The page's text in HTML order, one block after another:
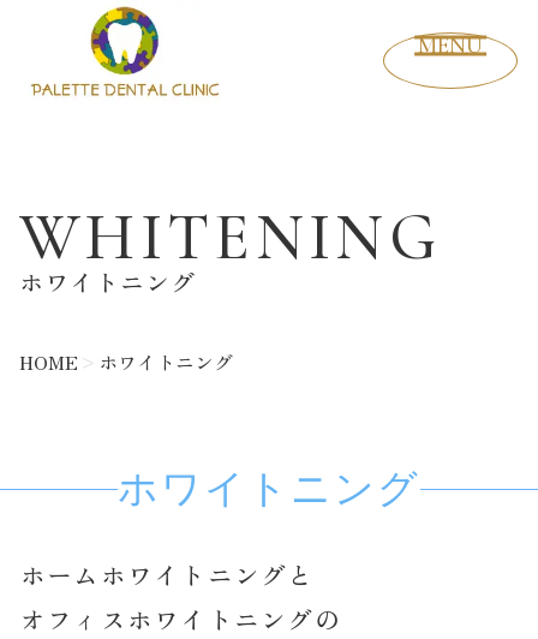
MENU
ホワイトニング
WHITENING
HOME > ホワイトニング
ホワイトニング
ホームホワイトニングと
オフィスホワイトニングの